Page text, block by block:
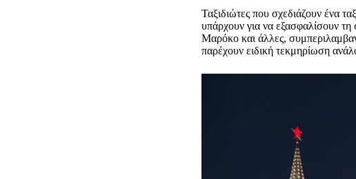
Ταξιδιώτες που σχεδιάζουν ένα
υπάρχουν για να εξασφαλίσουν
Μαρόκο και άλλες,
παρέχουν ειδική τεκμηρίωση